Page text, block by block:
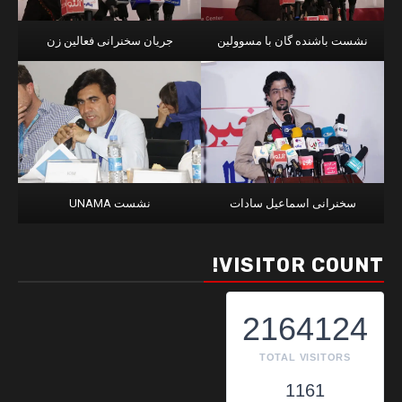
نشست باشنده گان با مسوولین جریان سخنرانی فعالین زن
سخنرانی اسماعیل سادات نشست UNAMA
VISITOR COUNT!
2164124
TOTAL VISITORS
1161